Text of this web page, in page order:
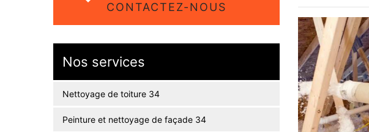
CONTACTEZ-NOUS
Nos services
Nettoyage de toiture 34
Peinture et nettoyage de façade 34